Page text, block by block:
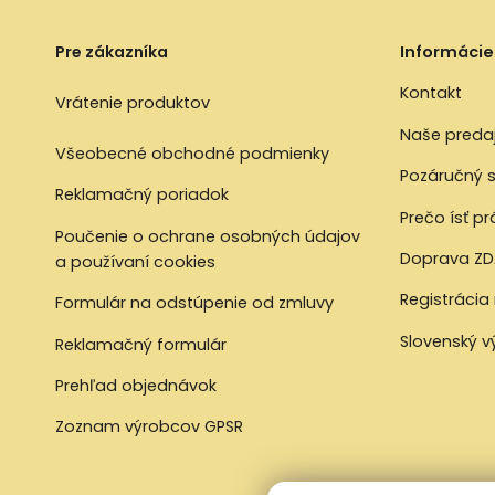
Pre zákazníka
Vrátenie produktov
Všeobecné obchodné podmienky
Reklamačný poriadok
Poučenie o ochrane osobných údajov
a používaní cookies
Formulár na odstúpenie od zmluvy
Reklamačný formulár
Prehľad objednávok
Zoznam výrobcov GPSR
Informácie
Kontakt
Naše
Pozáručný
Prečo ísť
Doprava
Slovenský